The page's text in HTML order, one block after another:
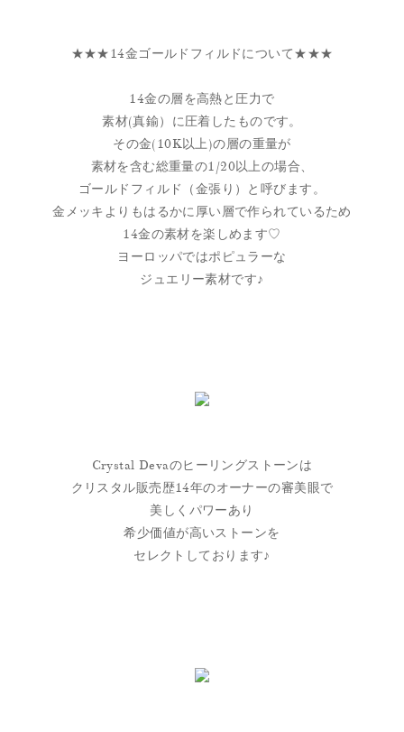
★★★14金ゴールドフィルドについて★★★
14金の層を高熱と圧力で
素材(真鍮）に圧着したものです。
その金(10K以上)の層の重量が
素材を含む総重量の1/20以上の場合、
ゴールドフィルド（金張り）と呼びます。
金メッキよりもはるかに厚い層で作られているため
14金の素材を楽しめます♡
ヨーロッパではポピュラーな
ジュエリー素材です♪
Crystal Devaのヒーリングストーンは
クリスタル販売歴14年のオーナーの審美眼で
美しくパワーあり
希少価値が高いストーンを
セレクトしております♪